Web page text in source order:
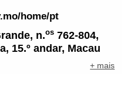
home/pt
n.os 762-804,
15.º andar, Macau
+ mais